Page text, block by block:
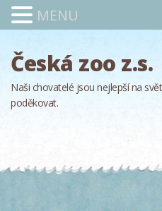
Česká zoo z.s.
Naši chovatelé jsou nejlepší na
poděkovat.
MENU